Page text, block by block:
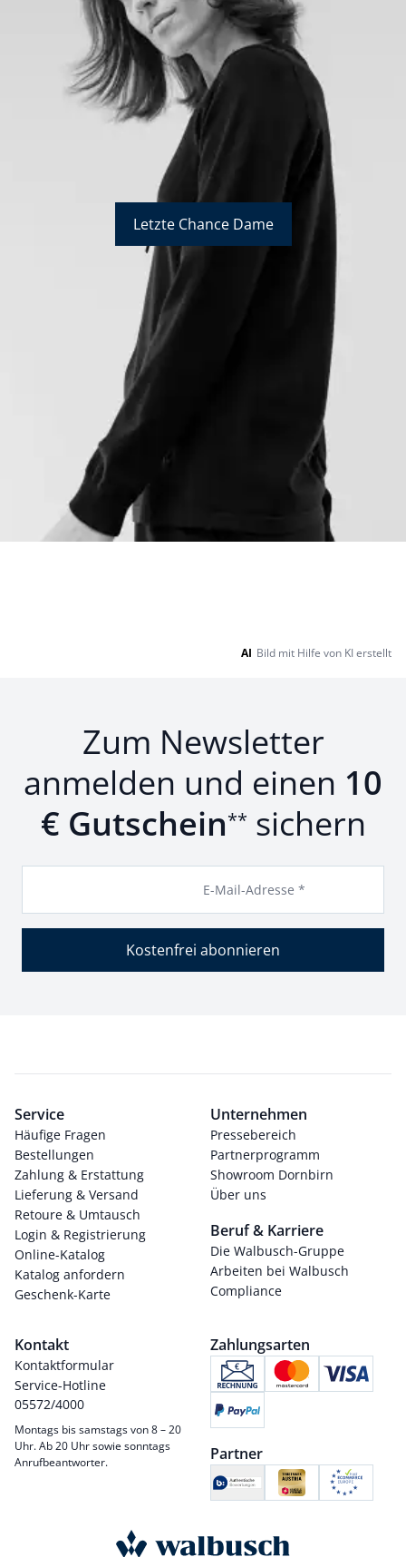
Bildverlinkung
Letzte Chance Dame
AI Bild mit Hilfe von KI erstellt
Zum Newsletter
anmelden und einen 10
€ Gutschein** sichern
E-Mail-Adresse *
Kostenfrei abonnieren
Service
Häufige Fragen
Bestellungen
Zahlung & Erstattung
Lieferung & Versand
Retoure & Umtausch
Login & Registrierung
Online-Katalog
Katalog anfordern
Geschenk-Karte
Unternehmen
Pressebereich
Partnerprogramm
Showroom Dornbirn
Über uns
Beruf & Karriere
Die Walbusch-Gruppe
Arbeiten bei Walbusch
Compliance
Kontakt
Kontaktformular
Service-Hotline
05572/4000
Montags bis samstags von 8 – 20
Uhr. Ab 20 Uhr sowie sonntags
Anrufbeantworter.
Zahlungsarten
Partner